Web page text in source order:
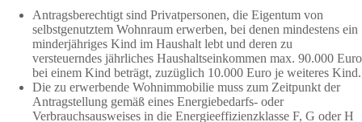
Antragsberechtigt sind Privatpersonen, die Eigentum von
selbstgenutztem Wohnraum erwerben, bei denen mindestens ein
minderjähriges Kind im Haushalt lebt und deren zu
versteuerndes jährliches Haushaltseinkommen max. 90.000 Euro
bei einem Kind beträgt, zuzüglich 10.000 Euro je weiteres Kind.
Die zu erwerbende Wohnimmobilie muss zum Zeitpunkt der
Antragstellung gemäß eines Energiebedarfs- oder
Verbrauchsausweises in die Energieeffizienzklasse F, G oder H